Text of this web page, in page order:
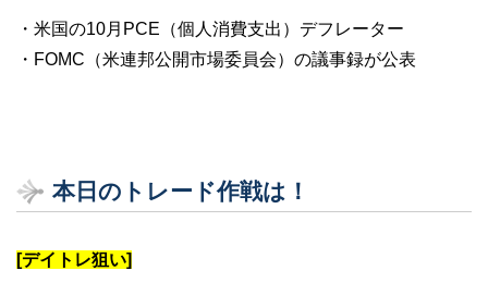
・米国の10月PCE（個人消費支出）デフレーター
・FOMC（米連邦公開市場委員会）の議事録が公表
本日のトレード作戦は！
[デイトレ狙い]